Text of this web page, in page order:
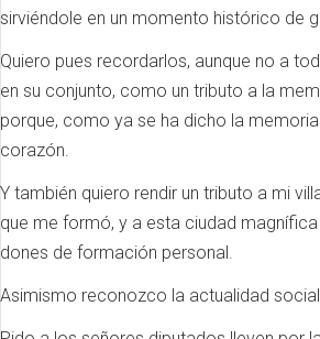
sirviéndole en un momento histórico de
Quiero pues recordarlos, aunque no a
en su conjunto, como un tributo a la
porque, como ya se ha dicho la
corazón.
Y también quiero rendir un tributo a mi
que me formó, y a esta ciudad
dones de formación personal.
Asimismo reconozco la actualidad